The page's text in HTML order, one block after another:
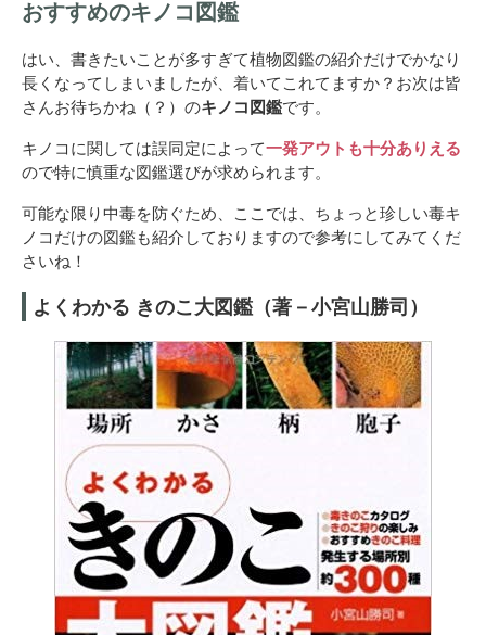
おすすめのキノコ図鑑
はい、書きたいことが多すぎて植物図鑑の紹介だけでかなり
長くなってしまいましたが、着いてこれてますか？お次は皆
さんお待ちかね（？）のキノコ図鑑です。
キノコに関しては誤同定によって一発アウトも十分ありえる
ので特に慎重な図鑑選びが求められます。
可能な限り中毒を防ぐため、ここでは、ちょっと珍しい毒キ
ノコだけの図鑑も紹介しておりますので参考にしてみてくだ
さいね！
よくわかる きのこ大図鑑（著－小宮山勝司）